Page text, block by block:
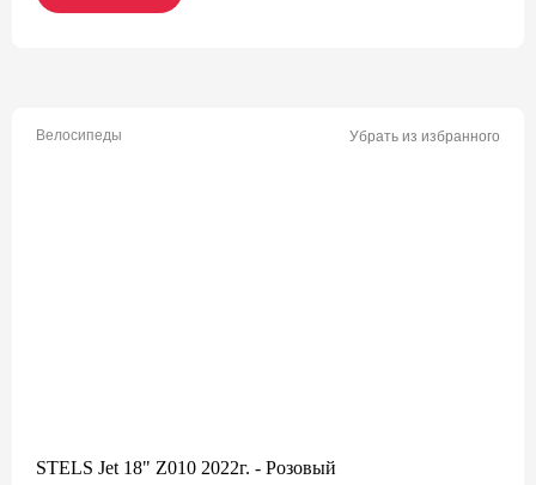
Велосипеды Убрать из избранного
STELS Jet 18" Z010 2022г. - Розовый